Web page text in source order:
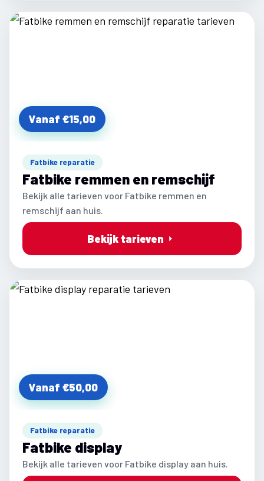
Vanaf €15,00
Fatbike reparatie
Fatbike remmen en remschijf
Bekijk alle tarieven voor Fatbike remmen en
remschijf aan huis.
Bekijk tarieven
Vanaf €50,00
Fatbike reparatie
Fatbike display
Bekijk alle tarieven voor Fatbike display aan huis.